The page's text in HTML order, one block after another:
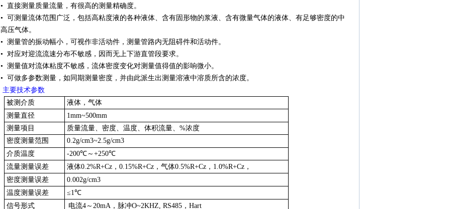
• 直接测量质量流量，有很高的测量精确度。
• 可测量流体范围广泛，包括高粘度液的各种液体、含有固形物的浆液、含有微量气体的液体、有足够密度的中
高压气体。
• 测量管的振动幅小，可视作非活动件，测量管路内无阻碍件和活动件。
• 对应对迎流流速分布不敏感，因而无上下游直管段要求。
• 测量值对流体粘度不敏感，流体密度变化对测量值得值的影响微小。
• 可做多参数测量，如同期测量密度，并由此派生出测量溶液中溶质所含的浓度。
主要技术参数
被测介质
液体，气体
测量直径
1mm~500mm
测量项目
质量流量、密度、温度、体积流量、%浓度
密度测量范围
0.2g/cm3~2.5g/cm3
介质温度
-200℃～+250℃
流量测量误差
液体0.2%R+Cz，0.15%R+Cz，气体0.5%R+Cz，1.0%R+Cz，
密度测量误差
0.002g/cm3
温度测量误差
≤1℃
信号形式
电流4～20mA，脉冲O~2KHZ, RS485，Hart